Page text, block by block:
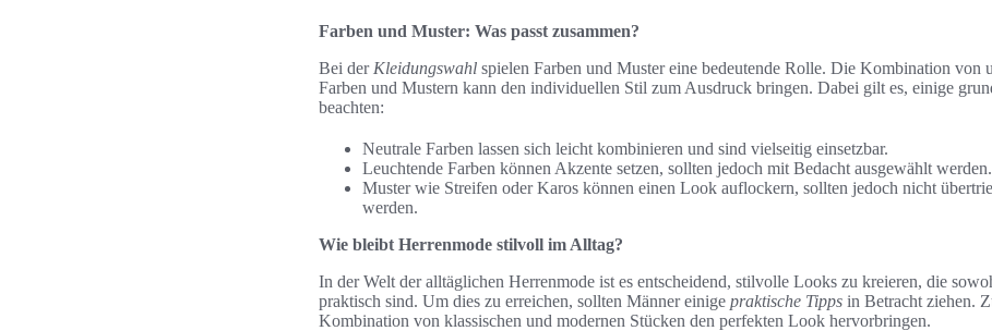
Farben und Muster: Was passt zusammen?
Bei der Kleidungswahl spielen Farben und Muster eine bedeutende Rolle. Die Kombination von
Farben und Mustern kann den individuellen Stil zum Ausdruck bringen. Dabei gilt es, einige
beachten:
Neutrale Farben lassen sich leicht kombinieren und sind vielseitig einsetzbar.
Leuchtende Farben können Akzente setzen, sollten jedoch mit Bedacht ausgewählt werden.
Muster wie Streifen oder Karos können einen Look auflockern, sollten jedoch nicht
werden.
Wie bleibt Herrenmode stilvoll im Alltag?
In der Welt der alltäglichen Herrenmode ist es entscheidend, stilvolle Looks zu kreieren, die
praktisch sind. Um dies zu erreichen, sollten Männer einige praktische Tipps in Betracht ziehen.
Kombination von klassischen und modernen Stücken den perfekten Look hervorbringen.